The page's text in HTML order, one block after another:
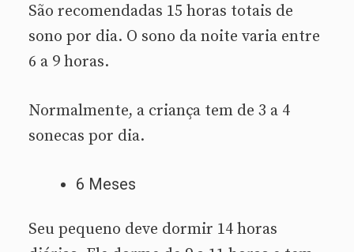
São recomendadas 15 horas totais de
sono por dia. O sono da noite varia entre
6 a 9 horas.
Normalmente, a criança tem de 3 a 4
sonecas por dia.
6 Meses
Seu pequeno deve dormir 14 horas